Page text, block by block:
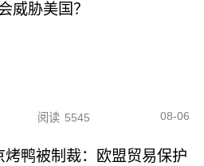
威胁美国？
阅读 5545 08-06
烤鸭被制裁：欧盟贸易保护